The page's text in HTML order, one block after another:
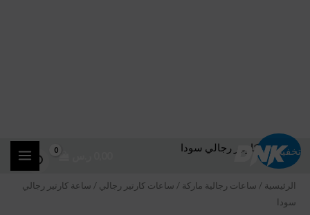
تخطي
إلى
المحتوى
تخفيضات!
الرئيسية / ساعات رجالية ماركة / ساعات كارتير رجالي / ساعة كارتير رجالي
سودا
السعر
الأصلي
الحالي
كمية
ساعة
كارتير
رجالي